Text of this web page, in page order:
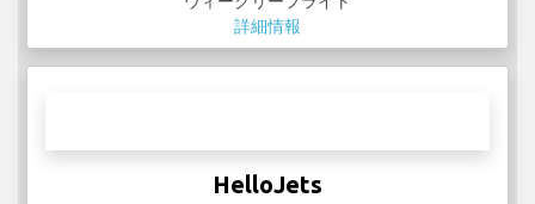
詳細情報
HelloJets